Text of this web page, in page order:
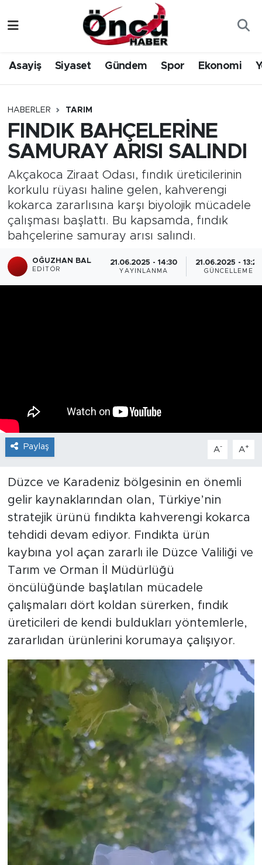
Asayiş Siyaset Gündem Spor Ekonomi
HABERLER TARIM
FINDIK BAHÇELERİNE
SAMURAY ARISI SALINDI
Akçakoca Ziraat Odası, fındık üreticilerinin
korkulu rüyası haline gelen, kahverengi
kokarca zararlısına karşı biyolojik mücadele
çalışması başlattı. Bu kapsamda, fındık
bahçelerine samuray arısı salındı.
OĞUZHAN BAL
EDITÖR
21.06.2025 - 14:30
YAYINLANMA
21.06.2025 - 13:28
GÜNCELLEME
Paylaş A- A+
Düzce ve Karadeniz bölgesinin en önemli
gelir kaynaklarından olan, Türkiye’nin
stratejik ürünü fındıkta kahverengi kokarca
tehdidi devam ediyor. Fındıkta ürün
kaybına yol açan zararlı ile Düzce Valiliği ve
Tarım ve Orman İl Müdürlüğü
öncülüğünde başlatılan mücadele
çalışmaları dört koldan sürerken, fındık
üreticileri de kendi buldukları yöntemlerle,
zararlıdan ürünlerini korumaya çalışıyor.
Gündem
Spor
Yerel Haber
Öncü Radyo Dinle
Düzce Nöbetçi Eczaneler
Düzce Hava Durumu
Düzce Trafik Yoğunluk Haritası
Tüm Manşetler
Son Dakika Haberleri